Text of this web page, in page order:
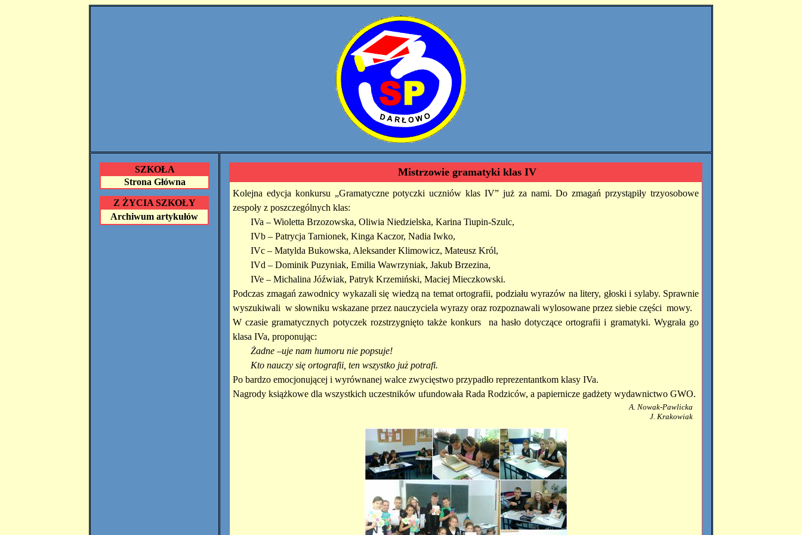
SZKOŁA
Strona Główna
Z ŻYCIA SZKOŁY
Archiwum artykułów
Mistrzowie gramatyki klas IV
Kolejna edycja konkursu „Gramatyczne potyczki uczniów klas IV” już za nami. Do zmagań przystąpiły trzyosobowe
zespoły z poszczególnych klas:
IVa – Wioletta Brzozowska, Oliwia Niedzielska, Karina Tiupin-Szulc,
IVb – Patrycja Tarnionek, Kinga Kaczor, Nadia Iwko,
IVc – Matylda Bukowska, Aleksander Klimowicz, Mateusz Król,
IVd – Dominik Puzyniak, Emilia Wawrzyniak, Jakub Brzezina,
IVe – Michalina Jóźwiak, Patryk Krzemiński, Maciej Mieczkowski.
Podczas zmagań zawodnicy wykazali się wiedzą na temat ortografii, podziału wyrazów na litery, głoski i sylaby. Sprawnie
wyszukiwali w słowniku wskazane przez nauczyciela wyrazy oraz rozpoznawali wylosowane przez siebie części mowy.
W czasie gramatycznych potyczek rozstrzygnięto także konkurs na hasło dotyczące ortografii i gramatyki. Wygrała go
klasa IVa, proponując:
Żadne –uje nam humoru nie popsuje!
Kto nauczy się ortografii, ten wszystko już potrafi.
Po bardzo emocjonującej i wyrównanej walce zwycięstwo przypadło reprezentantkom klasy IVa.
Nagrody książkowe dla wszystkich uczestników ufundowała Rada Rodziców, a papiernicze gadżety wydawnictwo GWO.
A. Nowak-Pawlicka
J. Krakowiak